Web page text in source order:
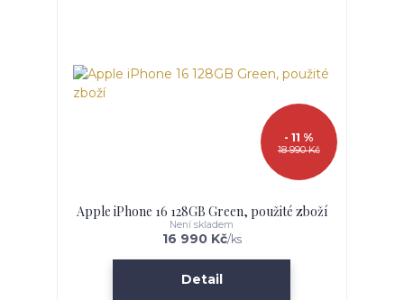
18 990 Kč
- 11 %
Apple iPhone 16 128GB Green, použité zboží
16 990 Kč/ks
Není skladem
Detail